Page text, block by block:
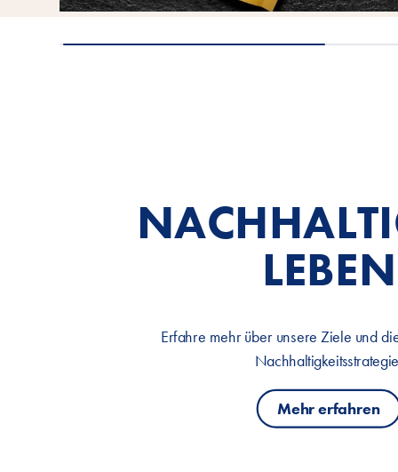
LEBEN
Erfahre mehr über unsere Ziele und
Mehr erfahren